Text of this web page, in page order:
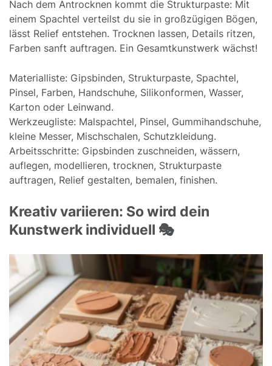
Nach dem Antrocknen kommt die Strukturpaste: Mit
einem Spachtel verteilst du sie in großzügigen Bögen,
lässt Relief entstehen. Trocknen lassen, Details ritzen,
Farben sanft auftragen. Ein Gesamtkunstwerk wächst!
Materialliste: Gipsbinden, Strukturpaste, Spachtel,
Pinsel, Farben, Handschuhe, Silikonformen, Wasser,
Karton oder Leinwand.
Werkzeugliste: Malspachtel, Pinsel, Gummihandschuhe,
kleine Messer, Mischschalen, Schutzkleidung.
Arbeitsschritte: Gipsbinden zuschneiden, wässern,
auflegen, modellieren, trocknen, Strukturpaste
auftragen, Relief gestalten, bemalen, finishen.
Kreativ variieren: So wird dein
Kunstwerk individuell 🎭